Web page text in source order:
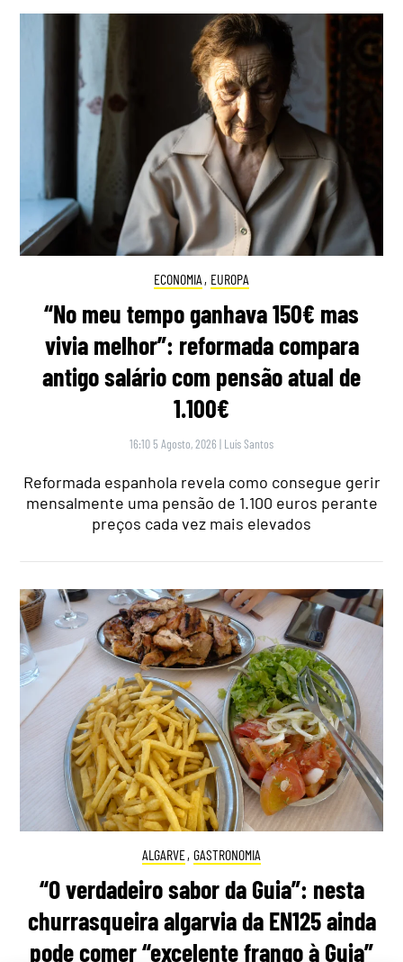
ECONOMIA , EUROPA
“No meu tempo ganhava 150€ mas
vivia melhor”: reformada compara
antigo salário com pensão atual de
1.100€
16:10 5 Agosto, 2026 | Luís Santos
Reformada espanhola revela como consegue gerir
mensalmente uma pensão de 1.100 euros perante
preços cada vez mais elevados
ALGARVE, GASTRONOMIA
“O verdadeiro sabor da Guia”: nesta
churrasqueira algarvia da EN125 ainda
pode comer “excelente frango à Guia”